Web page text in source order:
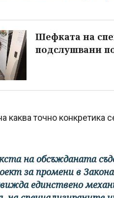
Шефката на
подслушвани
каква точно конкретика
на обсъжданата
за промени в
единствено